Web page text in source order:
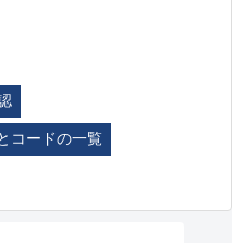
コードの一覧